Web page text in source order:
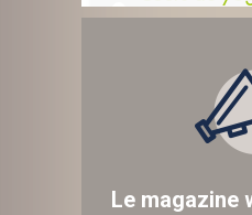
Le magazine